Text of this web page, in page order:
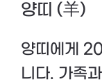
양띠 (羊)
양띠에게
니다. 가족